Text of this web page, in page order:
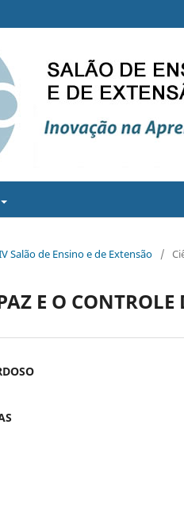
Salão de Ensino e de Extensão /
E O